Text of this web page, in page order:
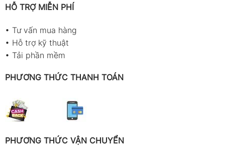
HỖ TRỢ MIỄN PHÍ
• Tư vấn mua hàng
• Hỗ trợ kỹ thuật
• Tải phần mềm
PHƯƠNG THỨC THANH TOÁN
PHƯƠNG THỨC VẬN CHUYỂN